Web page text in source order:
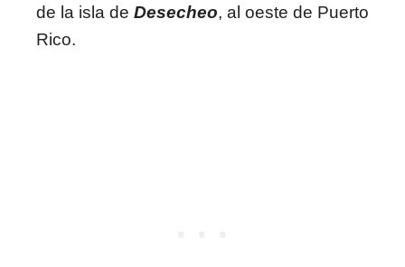
de la isla de Desecheo, al oeste de Puerto
Rico.